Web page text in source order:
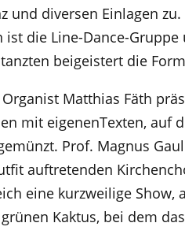
und diversen Einlagen
ist die Line-Dance-Gruppe
beigeistert die
Matthias Fäth
mit eigenenTexten, auf
Prof. Magnus
auftretenden
eine kurzweilige Show,
Kaktus, bei dem